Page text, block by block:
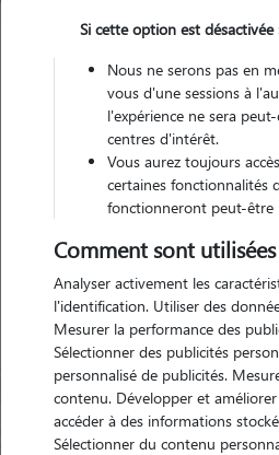
Charente-Maritime
Les
Plus de 2
la garde de leur
en-Ré
Garde
en-Ré
Avis déposé
2015 10:02
Si cette option est désactivée
Nous ne serons pas en
vous d'une sessions à
l'expérience ne sera
centres d'intérêt.
Vous aurez toujours
certaines fonctionnalités
fonctionneront peut-être
Comment sont
Analyser activement les
l'identification. Utiliser des
Mesurer la performance des
Sélectionner des publicités
personnalisé de publicités.
contenu. Développer et
accéder à des informations
Sélectionner du contenu